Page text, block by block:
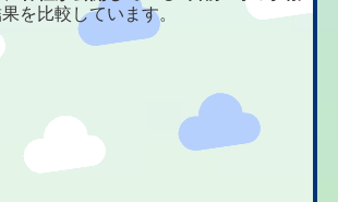
を比較しています。